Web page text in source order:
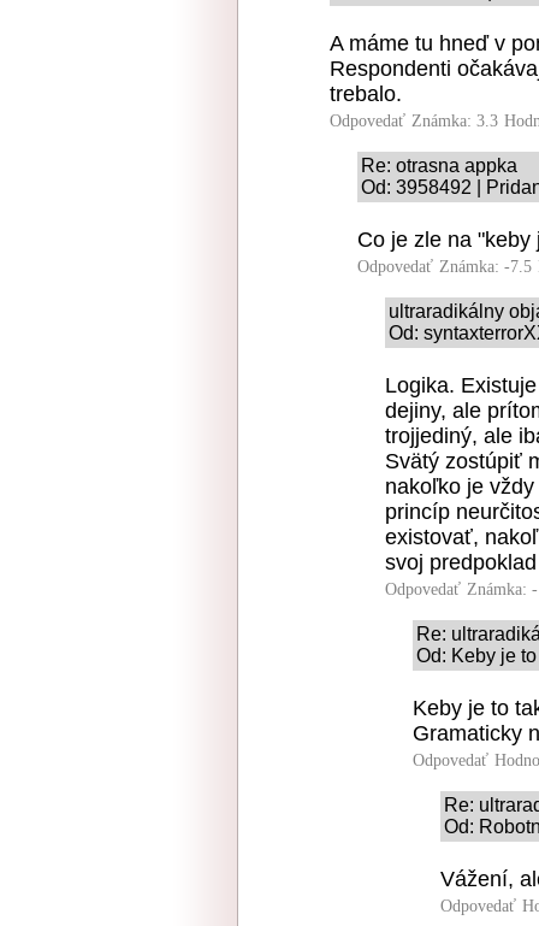
A máme tu hneď v
Respondenti
trebalo.
Odpovedať Známka: 3.3
Re: otrasna appka
Od: 3958492 |
Co je zle na "keby
Odpovedať Známka: -7.5
ultraradikálny
Od:
Logika.
dejiny, ale
trojjediný, ale
Svätý zostúpiť
nakoľko je
princíp
existovať,
svoj
Odpovedať Známka:
Re:
Od: Keby je
Keby je to
Gramaticky
Odpovedať
Re:
Od:
Vážení,
Odpovedať